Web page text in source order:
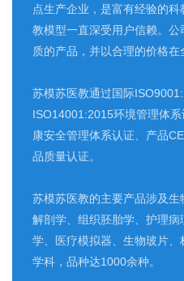
点生产企业，是富有经验的
教模型一直深受用户信赖。
质的产品，并以合理的价格在
苏模苏医教通过国际
ISO14001:2015环境管理体
康安全管理体系认证、产品
品质量认证。
苏模苏医教的主要产品涉及
解剖学、组织胚胎学、护理
学、医疗模拟器、生物玻片
学科，品种达1000余种。